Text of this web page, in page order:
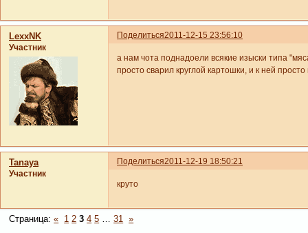
Поделиться2011-12-15 23:56:10
LexxNK
Участник
а нам чота поднадоели всякие изыски типа
просто сварил круглой картошки, и к ней
Поделиться2011-12-19 18:50:21
Tanaya
Участник
круто
Страница:« 1 2 3 4 5 … 31 »